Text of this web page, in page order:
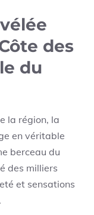
des
du
la région, la
en véritable
berceau du
des milliers
et sensations